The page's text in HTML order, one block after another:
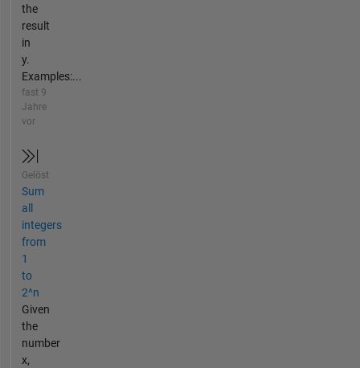
the
result
in
y.
Examples:...
fast 9
Jahre
vor
Gelöst
Sum
all
integers
from
1
to
2^n
Given
the
number
x,